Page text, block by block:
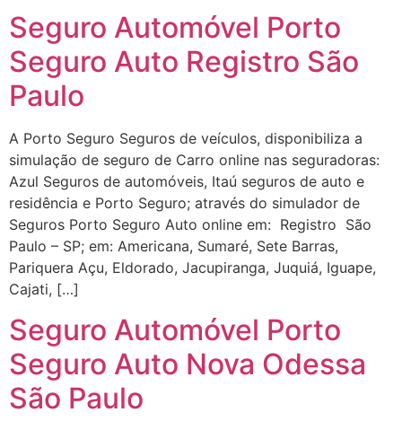
Seguro Automóvel Porto
Seguro Auto Registro São
Paulo
A Porto Seguro Seguros de veículos, disponibiliza a
simulação de seguro de Carro online nas seguradoras:
Azul Seguros de automóveis, Itaú seguros de auto e
residência e Porto Seguro; através do simulador de
Seguros Porto Seguro Auto online em: Registro São
Paulo – SP; em: Americana, Sumaré, Sete Barras,
Pariquera Açu, Eldorado, Jacupiranga, Juquiá, Iguape,
Cajati, […]
Seguro Automóvel Porto
Seguro Auto Nova Odessa
São Paulo